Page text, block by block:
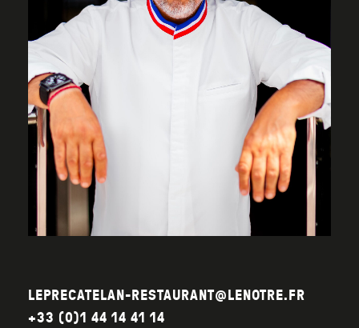
LEPRECATELAN-RESTAURANT@LENOTRE.FR
+33 (0)1 44 14 41 14